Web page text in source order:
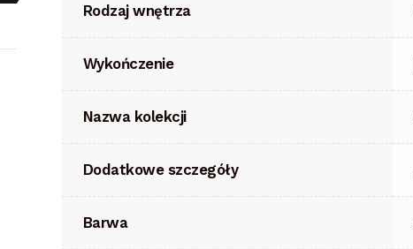
Rodzaj wnętrza
Wykończenie
Nazwa kolekcji
Dodatkowe szczegóły
Barwa